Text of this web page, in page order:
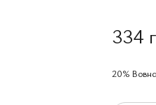
334
20%